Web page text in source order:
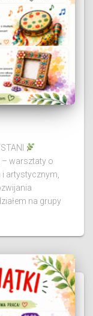
– warsztaty o
artystycznym,
na grupy